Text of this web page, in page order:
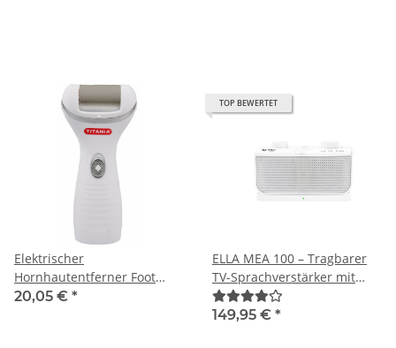
Elektrischer
Hornhautentferner Foot
Care batteriebetrieben
20,05 € *
TOP BEWERTET
ELLA MEA 100 – Tragbarer
TV-Sprachverstärker mit
innovativer Audio-
Technologie, kabellos, 30 m
149,95 € *